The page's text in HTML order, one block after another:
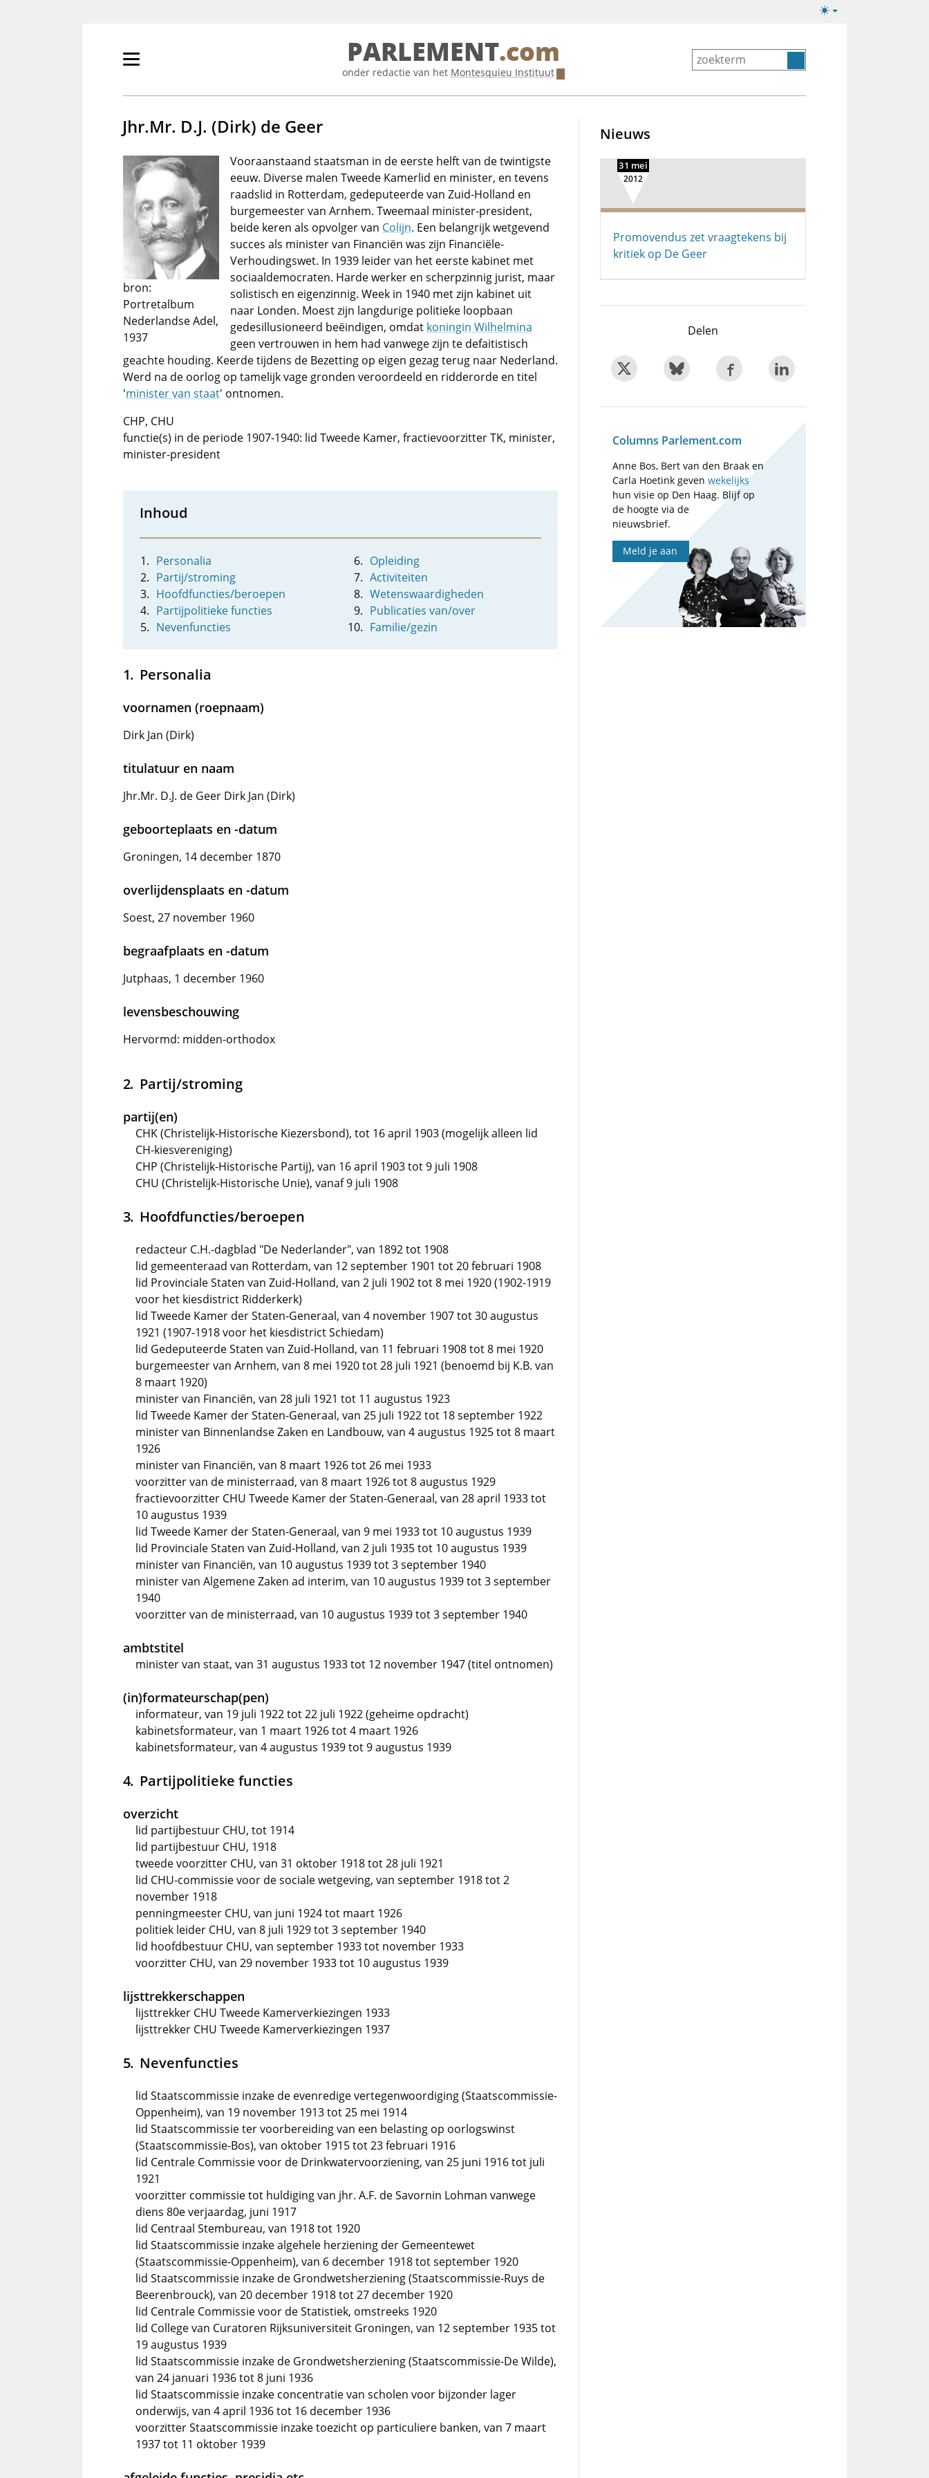
Lichte/donkere
Primair
tonen/verbergen
PARLEMENT.com
onder redactie van het Montesquieu Instituut
Jhr.Mr. D.J. (Dirk) de Geer
bron:
Portretalbum
Nederlandse Adel,
1937
Vooraanstaand staatsman in de eerste helft van de twintigste
eeuw. Diverse malen Tweede Kamerlid en minister, en tevens
raadslid in Rotterdam, gedeputeerde van Zuid-Holland en
burgemeester van Arnhem. Tweemaal minister-president,
beide keren als opvolger van Colijn. Een belangrijk wetgevend
succes als minister van Financiën was zijn Financiële-
Verhoudingswet. In 1939 leider van het eerste kabinet met
sociaaldemocraten. Harde werker en scherpzinnig jurist, maar
solistisch en eigenzinnig. Week in 1940 met zijn kabinet uit
naar Londen. Moest zijn langdurige politieke loopbaan
gedesillusioneerd beëindigen, omdat koningin Wilhelmina
geen vertrouwen in hem had vanwege zijn te defaitistisch
geachte houding. Keerde tijdens de Bezetting op eigen gezag terug naar Nederland.
Werd na de oorlog op tamelijk vage gronden veroordeeld en ridderorde en titel
'minister van staat' ontnomen.
CHP, CHU
functie(s) in de periode 1907-1940: lid Tweede Kamer, fractievoorzitter TK, minister,
minister-president
Inhoud
Personalia
Partij/stroming
Hoofdfuncties/beroepen
Partijpolitieke functies
Nevenfuncties
Opleiding
Activiteiten
Wetenswaardigheden
Publicaties van/over
Familie/gezin
Personalia
voornamen (roepnaam)
Dirk Jan (Dirk)
titulatuur en naam
Jhr.Mr. D.J. de Geer Dirk Jan (Dirk)
geboorteplaats en -datum
Groningen, 14 december 1870
overlijdensplaats en -datum
Soest, 27 november 1960
begraafplaats en -datum
Jutphaas, 1 december 1960
levensbeschouwing
Hervormd: midden-orthodox
Partij/stroming
partij(en)
CHK (Christelijk-Historische Kiezersbond), tot 16 april 1903 (mogelijk alleen lid
CH-kiesvereniging)
CHP (Christelijk-Historische Partij), van 16 april 1903 tot 9 juli 1908
CHU (Christelijk-Historische Unie), vanaf 9 juli 1908
Hoofdfuncties/beroepen
redacteur C.H.-dagblad "De Nederlander", van 1892 tot 1908
lid gemeenteraad van Rotterdam, van 12 september 1901 tot 20 februari 1908
lid Provinciale Staten van Zuid-Holland, van 2 juli 1902 tot 8 mei 1920 (1902-1919
voor het kiesdistrict Ridderkerk)
lid Tweede Kamer der Staten-Generaal, van 4 november 1907 tot 30 augustus
1921 (1907-1918 voor het kiesdistrict Schiedam)
lid Gedeputeerde Staten van Zuid-Holland, van 11 februari 1908 tot 8 mei 1920
burgemeester van Arnhem, van 8 mei 1920 tot 28 juli 1921 (benoemd bij K.B. van
8 maart 1920)
minister van Financiën, van 28 juli 1921 tot 11 augustus 1923
lid Tweede Kamer der Staten-Generaal, van 25 juli 1922 tot 18 september 1922
minister van Binnenlandse Zaken en Landbouw, van 4 augustus 1925 tot 8 maart
1926
minister van Financiën, van 8 maart 1926 tot 26 mei 1933
voorzitter van de ministerraad, van 8 maart 1926 tot 8 augustus 1929
fractievoorzitter CHU Tweede Kamer der Staten-Generaal, van 28 april 1933 tot
10 augustus 1939
lid Tweede Kamer der Staten-Generaal, van 9 mei 1933 tot 10 augustus 1939
lid Provinciale Staten van Zuid-Holland, van 2 juli 1935 tot 10 augustus 1939
minister van Financiën, van 10 augustus 1939 tot 3 september 1940
minister van Algemene Zaken ad interim, van 10 augustus 1939 tot 3 september
1940
voorzitter van de ministerraad, van 10 augustus 1939 tot 3 september 1940
ambtstitel
minister van staat, van 31 augustus 1933 tot 12 november 1947 (titel ontnomen)
(in)formateurschap(pen)
informateur, van 19 juli 1922 tot 22 juli 1922 (geheime opdracht)
kabinetsformateur, van 1 maart 1926 tot 4 maart 1926
kabinetsformateur, van 4 augustus 1939 tot 9 augustus 1939
Partijpolitieke functies
overzicht
lid partijbestuur CHU, tot 1914
lid partijbestuur CHU, 1918
tweede voorzitter CHU, van 31 oktober 1918 tot 28 juli 1921
lid CHU-commissie voor de sociale wetgeving, van september 1918 tot 2
november 1918
penningmeester CHU, van juni 1924 tot maart 1926
politiek leider CHU, van 8 juli 1929 tot 3 september 1940
lid hoofdbestuur CHU, van september 1933 tot november 1933
voorzitter CHU, van 29 november 1933 tot 10 augustus 1939
lijsttrekkerschappen
lijsttrekker CHU Tweede Kamerverkiezingen 1933
lijsttrekker CHU Tweede Kamerverkiezingen 1937
Nevenfuncties
lid Staatscommissie inzake de evenredige vertegenwoordiging (Staatscommissie-
Oppenheim), van 19 november 1913 tot 25 mei 1914
lid Staatscommissie ter voorbereiding van een belasting op oorlogswinst
(Staatscommissie-Bos), van oktober 1915 tot 23 februari 1916
lid Centrale Commissie voor de Drinkwatervoorziening, van 25 juni 1916 tot juli
1921
voorzitter commissie tot huldiging van jhr. A.F. de Savornin Lohman vanwege
diens 80e verjaardag, juni 1917
lid Centraal Stembureau, van 1918 tot 1920
lid Staatscommissie inzake algehele herziening der Gemeentewet
(Staatscommissie-Oppenheim), van 6 december 1918 tot september 1920
lid Staatscommissie inzake de Grondwetsherziening (Staatscommissie-Ruys de
Beerenbrouck), van 20 december 1918 tot 27 december 1920
lid Centrale Commissie voor de Statistiek, omstreeks 1920
lid College van Curatoren Rijksuniversiteit Groningen, van 12 september 1935 tot
19 augustus 1939
lid Staatscommissie inzake de Grondwetsherziening (Staatscommissie-De Wilde),
van 24 januari 1936 tot 8 juni 1936
lid Staatscommissie inzake concentratie van scholen voor bijzonder lager
onderwijs, van 4 april 1936 tot 16 december 1936
voorzitter Staatscommissie inzake toezicht op particuliere banken, van 7 maart
1937 tot 11 oktober 1939
Nieuws
31 mei
2012
Promovendus zet vraagtekens bij
kritiek op De Geer
Delen
Columns Parlement.com
Anne Bos, Bert van den Braak en
Carla Hoetink gevenwekelijks
hun visie op Den Haag. Blijf op
de hoogte via de
nieuwsbrief.
Meld je aan